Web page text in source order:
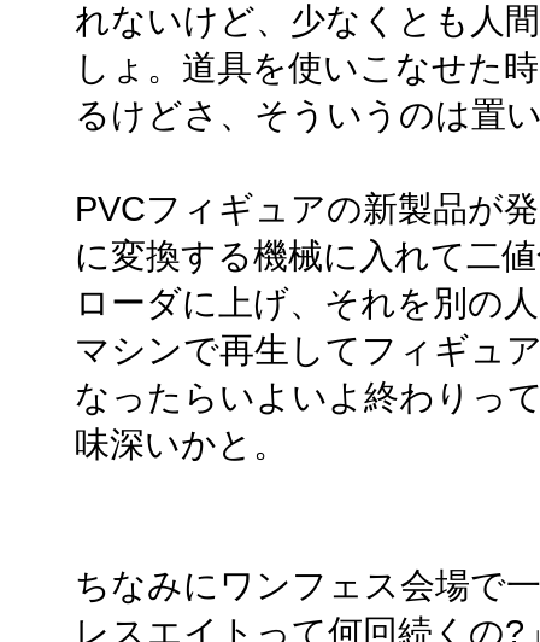
れないけど、少なくとも人
しょ。道具を使いこなせた
るけどさ、そういうのは置
PVCフィギュアの新製品が
に変換する機械に入れて二
ローダに上げ、それを別の
マシンで再生してフィギュ
なったらいよいよ終わりっ
味深いかと。
ちなみにワンフェス会場で
レスエイトって何回続くの?